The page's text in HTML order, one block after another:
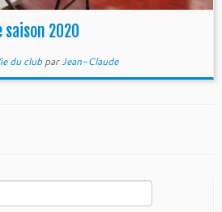
saison 2020
du club parJean-Claude